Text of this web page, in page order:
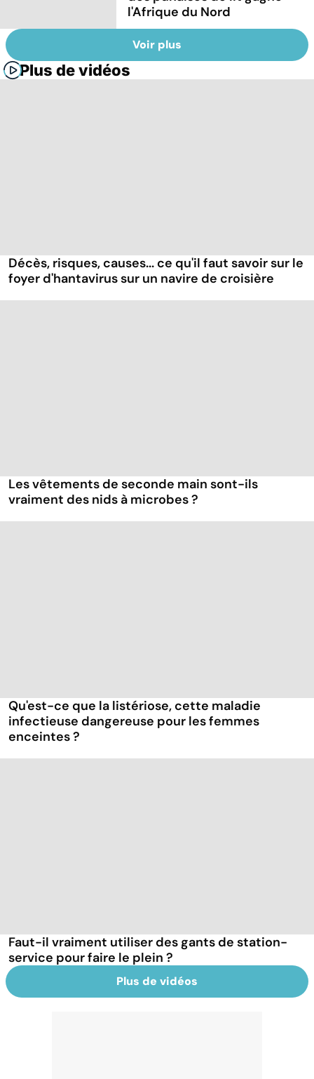
l'Afrique du Nord
Voir plus
Plus de vidéos
Décès, risques, causes... ce qu'il faut savoir sur le
foyer d'hantavirus sur un navire de croisière
Les vêtements de seconde main sont-ils
vraiment des nids à microbes ?
Qu'est-ce que la listériose, cette maladie
infectieuse dangereuse pour les femmes
enceintes ?
Faut-il vraiment utiliser des gants de station-
service pour faire le plein ?
Plus de vidéos